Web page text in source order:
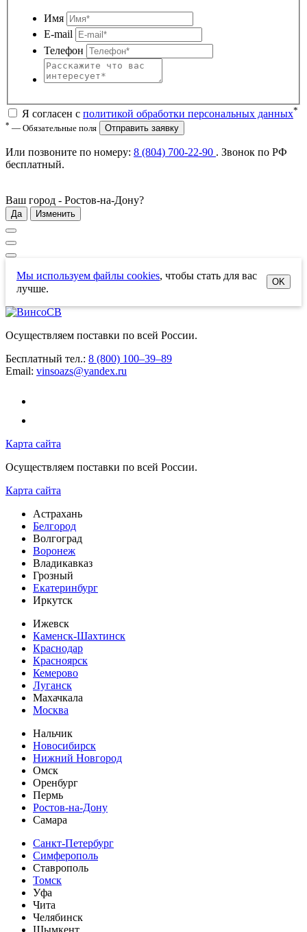
Имя
E-mail
Телефон
Я согласен с политикой обработки персональных данных*
* — Обязательные поля Отправить заявку
Или позвоните по номеру: 8 (804) 700-22-90 . Звонок по РФ
бесплатный.
Ваш город - Ростов-на-Дону?
Да Изменить
Мы используем файлы cookies, чтобы стать для вас
лучше.
OK
Осуществляем поставки по всей России.
Бесплатный тел.: 8 (800) 100–39–89
Email: vinsoazs@yandex.ru
Карта сайта
Осуществляем поставки по всей России.
Карта сайта
Астрахань
Белгород
Волгоград
Воронеж
Владикавказ
Грозный
Екатеринбург
Иркутск
Ижевск
Каменск-Шахтинск
Краснодар
Красноярск
Кемерово
Луганск
Махачкала
Москва
Нальчик
Новосибирск
Нижний Новгород
Омск
Оренбург
Пермь
Ростов-на-Дону
Самара
Санкт-Петербург
Симферополь
Ставрополь
Томск
Уфа
Чита
Челябинск
Шымкент